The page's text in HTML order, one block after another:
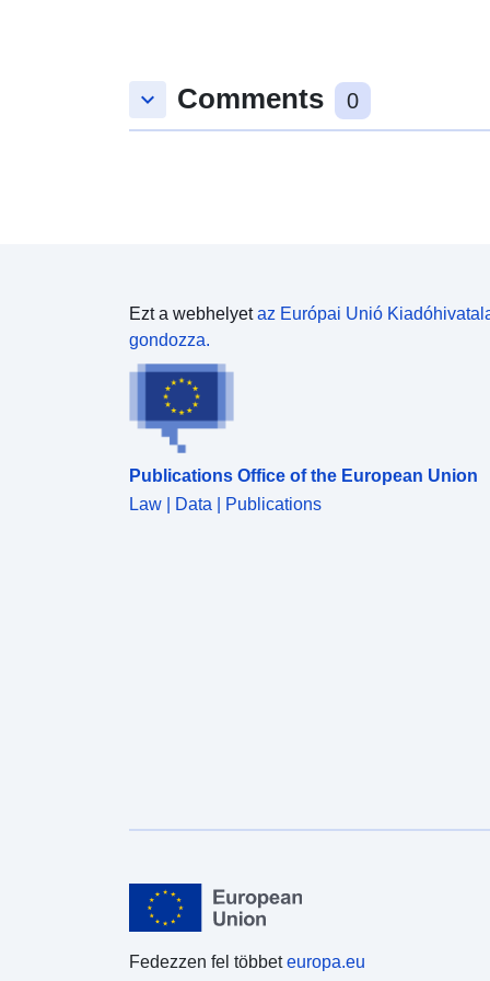
keyboard_arrow_down Comments 0
Ezt a webhelyetaz Európai Unió
gondozza.
Publications Office of the European Union
Law | Data | Publications
Fedezzen fel többeteuropa.eu